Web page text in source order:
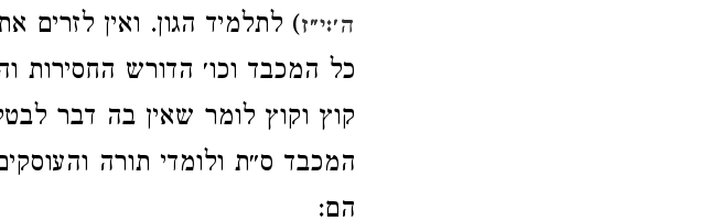
ה׳:י״ז) לתלמיד הגון. ואין לזרים
כל המכבד וכו׳ הדורש החסירות
קוץ וקוץ לומר שאין בה דבר
המכבד ס״ת ולומדי תורה
הם: